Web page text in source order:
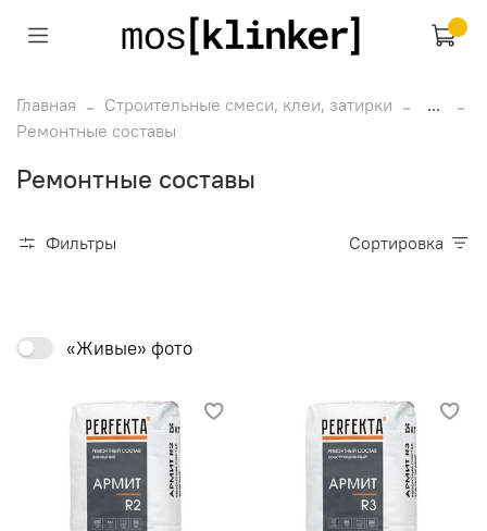
Главная Строительные смеси, клеи, затирки
...
Ремонтные составы
Ремонтные составы
Фильтры Сортировка
«Живые» фото